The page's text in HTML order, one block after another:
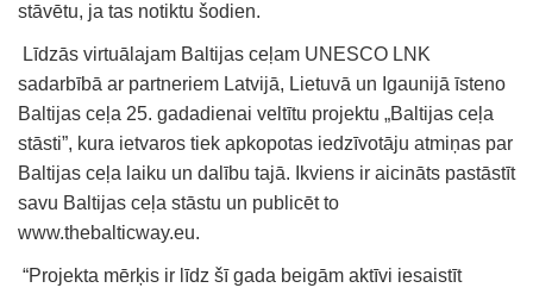
stāvētu, ja tas notiktu šodien.
Līdzās virtuālajam Baltijas ceļam UNESCO LNK
sadarbībā ar partneriem Latvijā, Lietuvā un Igaunijā īsteno
Baltijas ceļa 25. gadadienai veltītu projektu „Baltijas ceļa
stāsti”, kura ietvaros tiek apkopotas iedzīvotāju atmiņas par
Baltijas ceļa laiku un dalību tajā. Ikviens ir aicināts pastāstīt
savu Baltijas ceļa stāstu un publicēt to
www.thebalticway.eu.
“Projekta mērķis ir līdz šī gada beigām aktīvi iesaistīt